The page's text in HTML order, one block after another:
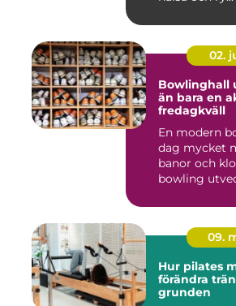
02.
Bowlinghall
än bara en
fredagkväll
En modern
dag mycket
banor och
bowling
09.
Hur pilates
förändra
grunden